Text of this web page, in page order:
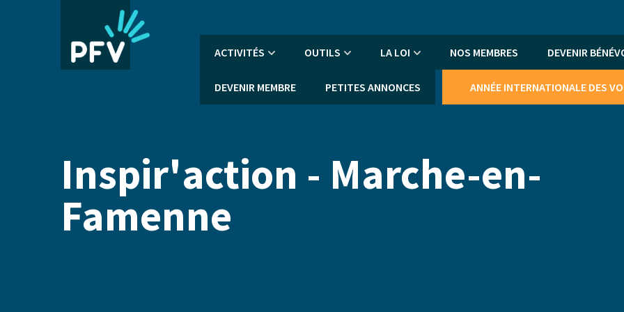
Navigation
ACTIVITÉS OUTILS LA LOI NOS MEMBRES DEVENIR
DEVENIR MEMBRE PETITES ANNONCES ANNÉE INTERNATIONALE DES
Inspir'action - Marche-en-
Famenne